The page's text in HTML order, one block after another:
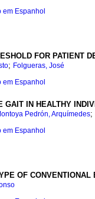
em Espanhol
FOR PATIENT
; Folgueras, José
em Espanhol
GAIT IN HEALTHY
Pedrón, Arquímedes;
em Espanhol
OF